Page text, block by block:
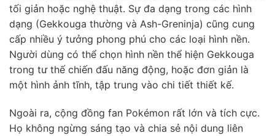
tối giản hoặc nghệ thuật. Sự đa dạng trong các hình
dạng (Gekkouga thường và Ash-Greninja) cũng cung
cấp nhiều ý tưởng phong phú cho các loại hình nền.
Người dùng có thể chọn hình nền thể hiện Gekkouga
trong tư thế chiến đấu năng động, hoặc đơn giản là
một hình ảnh tĩnh, tập trung vào chi tiết thiết kế.
Ngoài ra, cộng đồng fan Pokémon rất lớn và tích cực.
Họ không ngừng sáng tạo và chia sẻ nội dung liên